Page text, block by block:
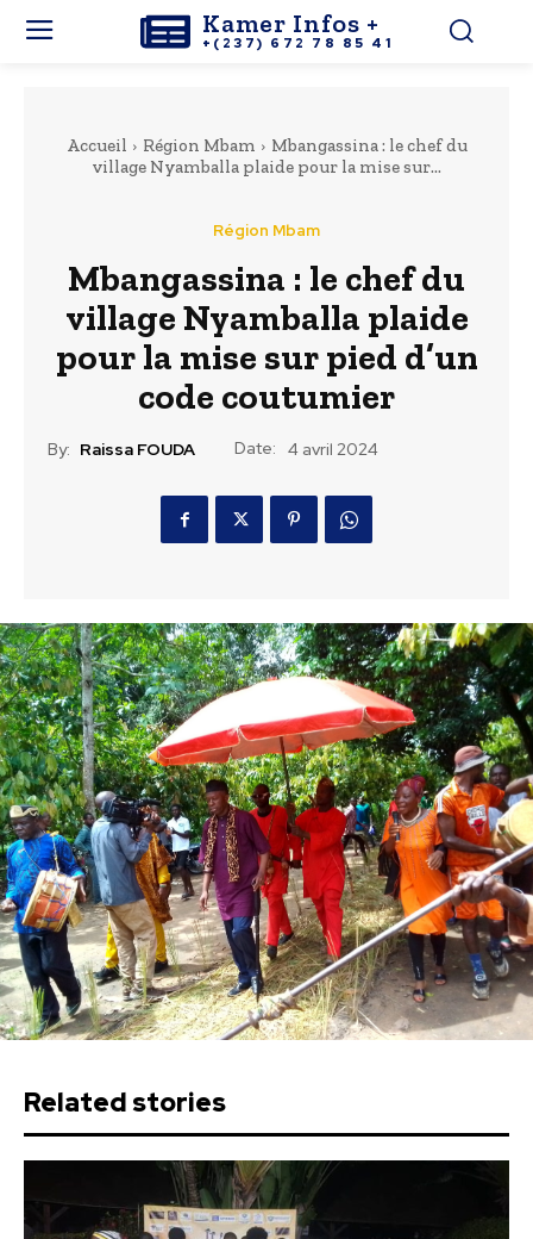
Kamer Infos +
+(237) 672 78 85 41
Accueil Région Mbam
Mbangassina : le chef du
village Nyamballa plaide pour la mise sur...
Région Mbam
Mbangassina : le chef du
village Nyamballa plaide
pour la mise sur pied d’un
code coutumier
By: Raissa FOUDA Date: 4 avril 2024
Related stories